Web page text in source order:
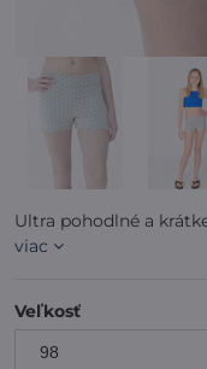
Ultra pohodlné a
viac
Veľkosť